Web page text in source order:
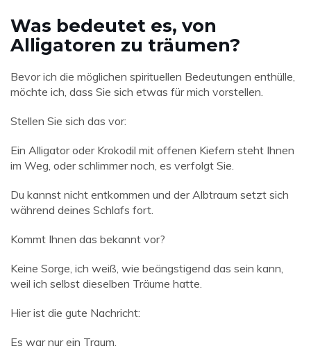
Was bedeutet es, von
Alligatoren zu träumen?
Bevor ich die möglichen spirituellen Bedeutungen enthülle,
möchte ich, dass Sie sich etwas für mich vorstellen.
Stellen Sie sich das vor:
Ein Alligator oder Krokodil mit offenen Kiefern steht Ihnen
im Weg, oder schlimmer noch, es verfolgt Sie.
Du kannst nicht entkommen und der Albtraum setzt sich
während deines Schlafs fort.
Kommt Ihnen das bekannt vor?
Keine Sorge, ich weiß, wie beängstigend das sein kann,
weil ich selbst dieselben Träume hatte.
Hier ist die gute Nachricht:
Es war nur ein Traum.